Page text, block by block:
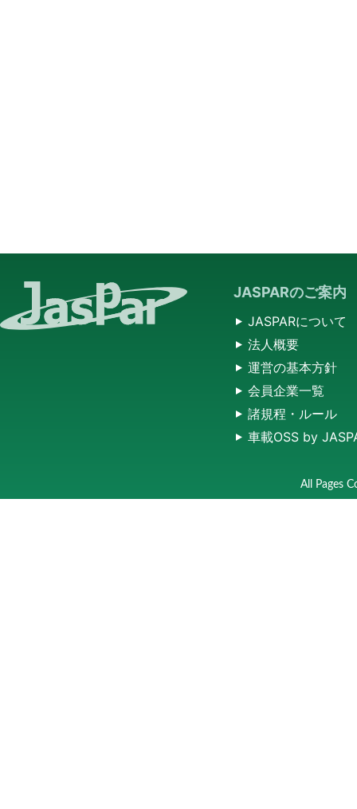
JASPARのご案内
JASPARについて
法人概要
運営の基本方針
会員企業一覧
諸規程・ルール
車載OSS by
All Pages